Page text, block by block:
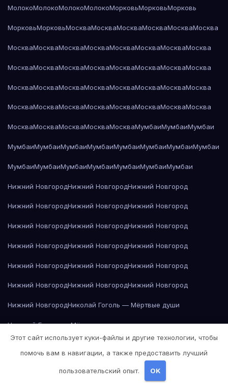
МолокоМолокоМолокоМолокоМорковьМорковьМорковь
МорковьМорковьМоскваМоскваМоскваМоскваМоскваМосква
МоскваМоскваМоскваМоскваМоскваМоскваМоскваМосква
МоскваМоскваМоскваМоскваМоскваМоскваМоскваМосква
МоскваМоскваМоскваМоскваМоскваМоскваМоскваМосква
МоскваМоскваМоскваМоскваМоскваМоскваМоскваМосква
МоскваМоскваМоскваМоскваМоскваМумбаиМумбаиМумбаи
МумбаиМумбаиМумбаиМумбаиМумбаиМумбаиМумбаиМумбаи
МумбаиМумбаиМумбаиМумбаиМумбаиМумбаиМумбаи
Нижний НовгородНижний НовгородНижний Новгород
Нижний НовгородНижний НовгородНижний Новгород
Нижний НовгородНижний НовгородНижний Новгород
Нижний НовгородНижний НовгородНижний Новгород
Нижний НовгородНижний НовгородНижний Новгород
Нижний НовгородНижний НовгородНижний Новгород
Нижний НовгородНиколай Гоголь — Мёртвые души
Николай Гоголь — Мёртвые души
Этот сайт использует куки-файлы и другие технологии, чтобы
помочь вам в навигации, а также предоставить лучший
пользовательский опыт. OK